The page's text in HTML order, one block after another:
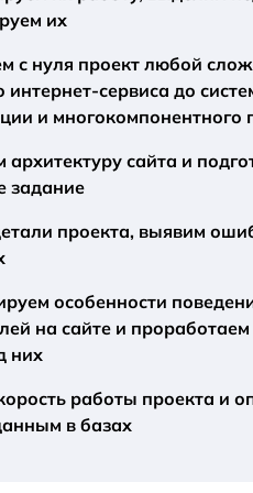
их
с нуля проект любой
интернет-сервиса до
и многокомпонентного
сайта и
задание
проекта, выявим
особенности
на сайте и
них
работы проекта и
в базах